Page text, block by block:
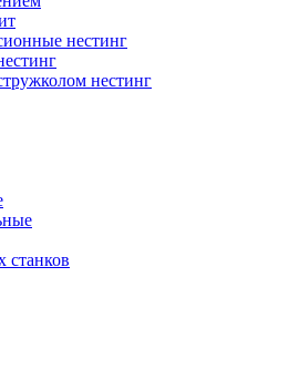
нестинг
нестинг
станков